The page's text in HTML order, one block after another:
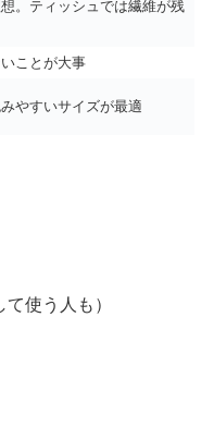
。ティッシュでは繊維が残
ことが大事
やすいサイズが最適
使う人も）